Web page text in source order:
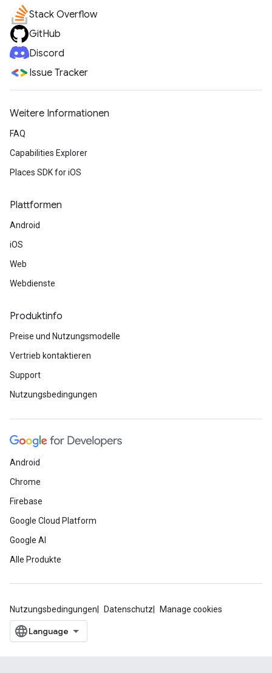
Stack Overflow
GitHub
Discord
Issue Tracker
Weitere Informationen
FAQ
Capabilities Explorer
Places SDK for iOS
Plattformen
Android
iOS
Web
Webdienste
Produktinfo
Preise und Nutzungsmodelle
Vertrieb kontaktieren
Support
Nutzungsbedingungen
Android
Chrome
Firebase
Google Cloud Platform
Google AI
Alle Produkte
Nutzungsbedingungen Datenschutz Manage cookies